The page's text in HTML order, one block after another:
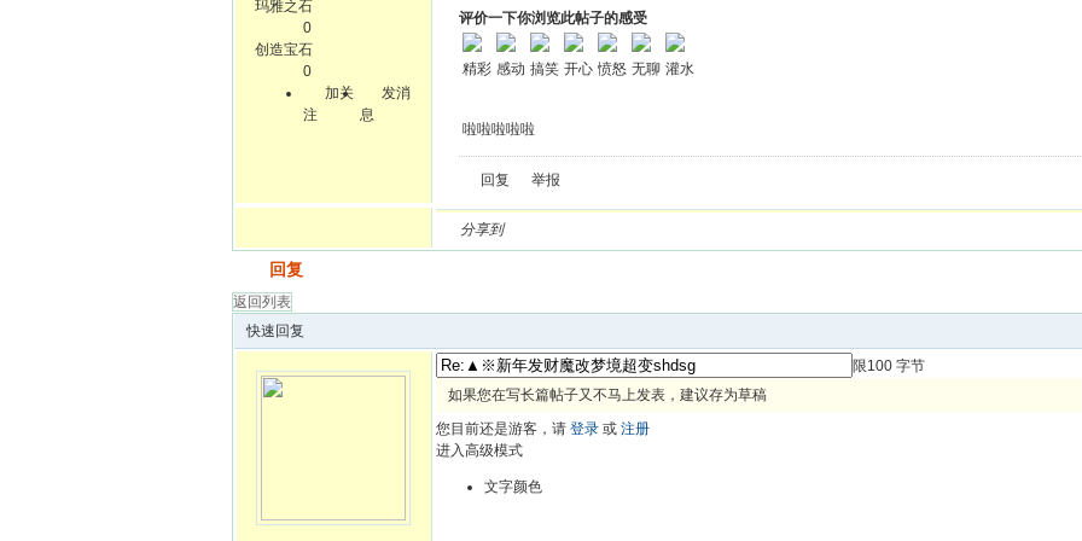
玛雅之石
0
创造宝石
0
加关
注
发消
息
评价一下你浏览此帖子的感受
精彩 感动 搞笑 开心 愤怒 无聊 灌水
啦啦啦啦啦
回复 举报
分享到
回复
返回列表
快速回复
限100 字节
如果您在写长篇帖子又不马上发表，建议存为草稿
您目前还是游客，请 登录 或 注册
进入高级模式
文字颜色